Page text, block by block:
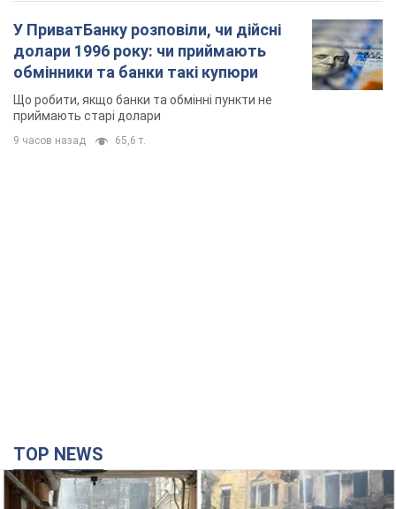
У ПриватБанку розповіли, чи дійсні
долари 1996 року: чи приймають
обмінники та банки такі купюри
Що робити, якщо банки та обмінні пункти не
приймають старі долари
9 часов назад 65,6 т.
TOP NEWS